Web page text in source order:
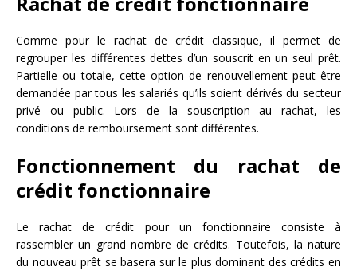
Comme pour le rachat de crédit classique, il permet de
regrouper les différentes dettes d’un souscrit en un seul prêt.
Partielle ou totale, cette option de renouvellement peut être
demandée par tous les salariés qu’ils soient dérivés du secteur
privé ou public. Lors de la souscription au rachat, les
conditions de remboursement sont différentes.
Fonctionnement du rachat de
crédit fonctionnaire
Le rachat de crédit pour un fonctionnaire consiste à
rassembler un grand nombre de crédits. Toutefois, la nature
du nouveau prêt se basera sur le plus dominant des crédits en